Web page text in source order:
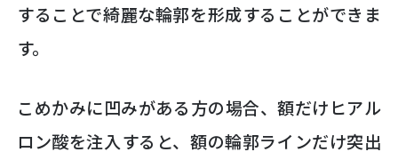
することで綺麗な輪郭を形成することができま
す。
こめかみに凹みがある方の場合、額だけヒアル
ロン酸を注入すると、額の輪郭ラインだけ突出